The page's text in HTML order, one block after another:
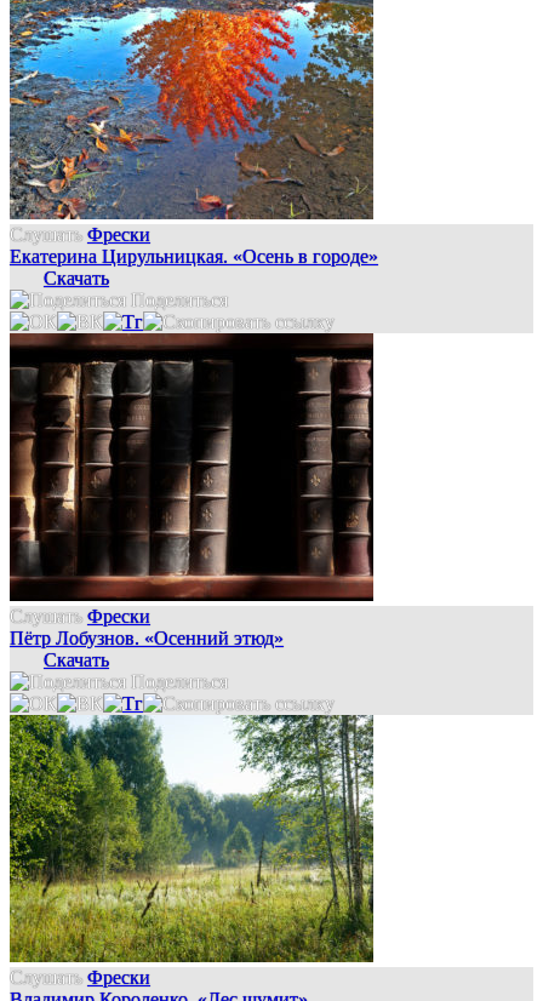
Слушать Фрески
Екатерина Цирульницкая. «Осень в городе»
Скачать
Поделиться
Слушать Фрески
Пётр Лобузнов. «Осенний этюд»
Скачать
Поделиться
Слушать Фрески